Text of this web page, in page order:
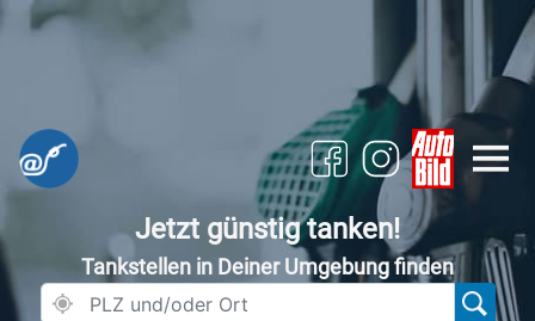
Jetzt günstig tanken!
Tankstellen in Deiner Umgebung finden